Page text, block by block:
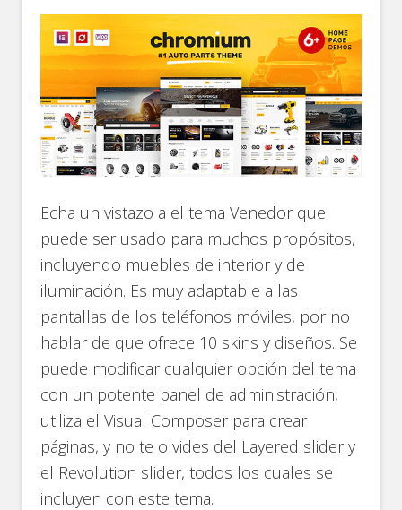
Echa un vistazo a el tema Venedor que
puede ser usado para muchos propósitos,
incluyendo muebles de interior y de
iluminación. Es muy adaptable a las
pantallas de los teléfonos móviles, por no
hablar de que ofrece 10 skins y diseños. Se
puede modificar cualquier opción del tema
con un potente panel de administración,
utiliza el Visual Composer para crear
páginas, y no te olvides del Layered slider y
el Revolution slider, todos los cuales se
incluyen con este tema.